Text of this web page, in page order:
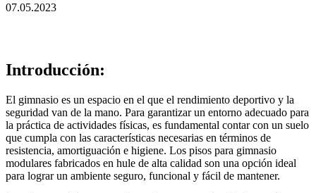
07.05.2023
Introducción:
El gimnasio es un espacio en el que el rendimiento deportivo y la
seguridad van de la mano. Para garantizar un entorno adecuado para
la práctica de actividades físicas, es fundamental contar con un suelo
que cumpla con las características necesarias en términos de
resistencia, amortiguación e higiene. Los pisos para gimnasio
modulares fabricados en hule de alta calidad son una opción ideal
para lograr un ambiente seguro, funcional y fácil de mantener.